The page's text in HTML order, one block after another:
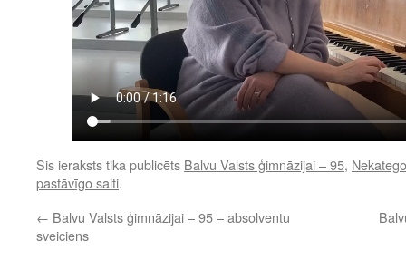
Šis ieraksts tika publicēts Balvu Valsts ģimnāzijai – 95,
pastāvīgo saiti.
← Balvu Valsts ģimnāzijai – 95 – absolventu
sveiciens